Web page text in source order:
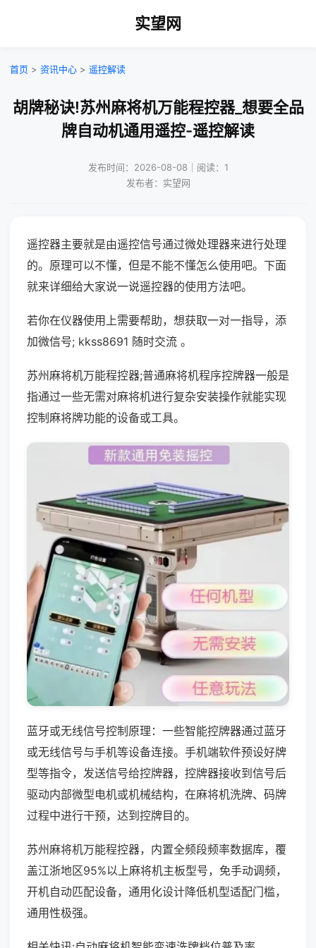
实望网
首页 > 资讯中心 > 遥控解读
胡牌秘诀!苏州麻将机万能程控器_想要全品
牌自动机通用遥控-遥控解读
发布时间：2026-08-08｜阅读：1
发布者：实望网
遥控器主要就是由遥控信号通过微处理器来进行处理
的。原理可以不懂，但是不能不懂怎么使用吧。下面
就来详细给大家说一说遥控器的使用方法吧。
若你在仪器使用上需要帮助，想获取一对一指导，添
加微信号; kkss8691 随时交流 。
苏州麻将机万能程控器;普通麻将机程序控牌器一般是
指通过一些无需对麻将机进行复杂安装操作就能实现
控制麻将牌功能的设备或工具。
蓝牙或无线信号控制原理：一些智能控牌器通过蓝牙
或无线信号与手机等设备连接。手机端软件预设好牌
型等指令，发送信号给控牌器，控牌器接收到信号后
驱动内部微型电机或机械结构，在麻将机洗牌、码牌
过程中进行干预，达到控牌目的。
苏州麻将机万能程控器，内置全频段频率数据库，覆
盖江浙地区95%以上麻将机主板型号，免手动调频，
开机自动匹配设备，通用化设计降低机型适配门槛，
通用性极强。